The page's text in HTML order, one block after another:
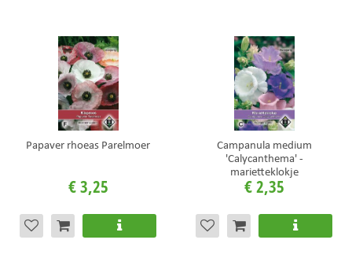
Papaver rhoeas Parelmoer
€3,25
Campanula medium
'Calycanthema' -
marietteklokje
€2,35